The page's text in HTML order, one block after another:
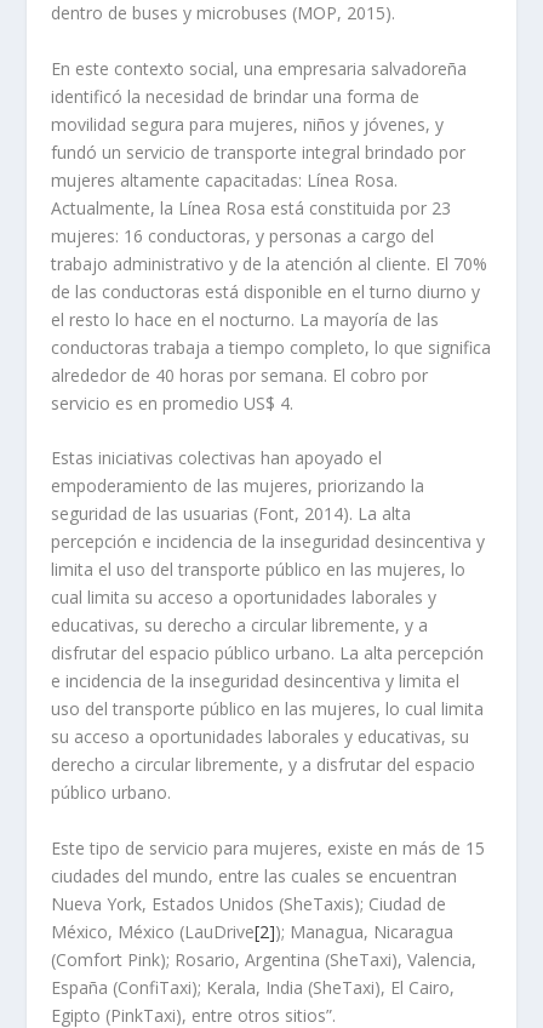
dentro de buses y microbuses (MOP, 2015).
En este contexto social, una empresaria salvadoreña
identificó la necesidad de brindar una forma de
movilidad segura para mujeres, niños y jóvenes, y
fundó un servicio de transporte integral brindado por
mujeres altamente capacitadas: Línea Rosa.
Actualmente, la Línea Rosa está constituida por 23
mujeres: 16 conductoras, y personas a cargo del
trabajo administrativo y de la atención al cliente. El 70%
de las conductoras está disponible en el turno diurno y
el resto lo hace en el nocturno. La mayoría de las
conductoras trabaja a tiempo completo, lo que significa
alrededor de 40 horas por semana. El cobro por
servicio es en promedio US$ 4.
Estas iniciativas colectivas han apoyado el
empoderamiento de las mujeres, priorizando la
seguridad de las usuarias (Font, 2014). La alta
percepción e incidencia de la inseguridad desincentiva y
limita el uso del transporte público en las mujeres, lo
cual limita su acceso a oportunidades laborales y
educativas, su derecho a circular libremente, y a
disfrutar del espacio público urbano. La alta percepción
e incidencia de la inseguridad desincentiva y limita el
uso del transporte público en las mujeres, lo cual limita
su acceso a oportunidades laborales y educativas, su
derecho a circular libremente, y a disfrutar del espacio
público urbano.
Este tipo de servicio para mujeres, existe en más de 15
ciudades del mundo, entre las cuales se encuentran
Nueva York, Estados Unidos (SheTaxis); Ciudad de
México, México (LauDrive[2]); Managua, Nicaragua
(Comfort Pink); Rosario, Argentina (SheTaxi), Valencia,
España (ConfiTaxi); Kerala, India (SheTaxi), El Cairo,
Egipto (PinkTaxi), entre otros sitios”.